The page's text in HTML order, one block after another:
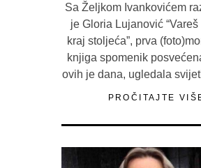
Sa Željkom Ivankovićem
je Gloria Lujanović
kraj stoljeća”, prva
knjiga spomenik
ovih je dana, ugledala
PROČITAJTE